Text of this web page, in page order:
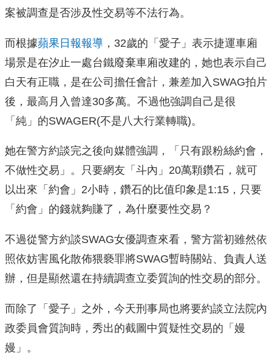
案被調查是否涉及性交易等不法行為。
而根據蘋果日報報導 ，32歲的「愛子」表示捷運車廂
場景是在汐止一處台鐵廢棄車廂改建的，她也表示自己
白天有正職，是在公司擔任會計，兼差加入SWAG拍片
後，最高月入曾達30多萬。不過他強調自己是很
「純」的SWAGER(不是八大行業轉職)。
她在警方約談完之後向媒體強調，「只有跟粉絲約會，
不做性交易」。只要網友「斗內」20萬顆鑽石，就可
以出來「約會」2小時，鑽石的比值印象是1:15，只要
「約會」的錢就夠賺了，為什麼要性交易？
不過從警方約談SWAG女優調查來看，警方當初雖然依
照依妨害風化散佈猥褻罪將SWAG暫時關站、負責人送
辦，但是顯然還在持續調查立委質詢的性交易的部分。
而除了「愛子」之外，今天刑事局也將要約談立法院內
政委員會質詢時，秀出的截圖中質疑性交易的「嫚
嫚」。